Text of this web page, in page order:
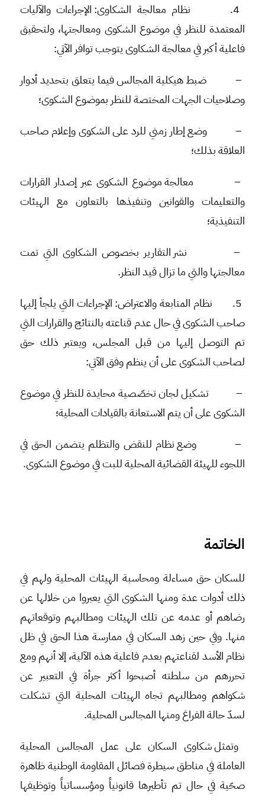
نظام معالجة الشكاوى: الإجراءات والآليات
المعتمدة للنظر في موضوع الشكوى ومعالجتها، ولتحقيق
فاعلية أكبر في معالجة الشكاوى يتوجب توافر الآتي:
– ضبط هيكلية المجالس فيما يتعلق بتحديد أدوار
وصلاحيات الجهات المختصة للنظر بموضوع الشكوى؛
–وضع إطار زمني للرد على الشكوى وإعلام صاحب
العلاقة بذلك؛
– معالجة موضوع الشكوى عبر إصدار القرارات
والتعليمات والقوانين وتنفيذها بالتعاون مع الهيئات
التنفيذية؛
– نشر التقارير بخصوص الشكاوى التي تمت
معالجتها والتي ما تزال قيد النظر.
نظام المتابعة والاعتراض: الإجراءات التي يلجأ إليها
صاحب الشكوى في حال عدم قناعته بالنتائج والقرارات التي
تم التوصل إليها من قبل المجلس، ويعتبر ذلك حق
لصاحب الشكوى على أن ينظم وفق الآتي:
– تشكيل لجان تخصّصية محايدة للنظر في موضوع
الشكوى على أن يتم الاستعانة بالقيادات المحلية؛
– وضع نظام للنقض والتظلم يتضمن الحق في
اللجوء للهيئة القضائية المحلية للبت في موضوع الشكوى.
الخاتمة
للسكان حق مساءلة ومحاسبة الهيئات المحلية ولهم في
ذلك أدوات عدة ومنها الشكوى التي يعبروا من خلالها عن
رضاهم أو عدمه عن تلك الهيئات ومطالبهم وتوقعاتهم
منها. وفي حين زهد السكان في ممارسة هذا الحق في ظل
نظام الأسد لقناعتهم بعدم فاعلية هذه الآلية، إلا أنهم ومع
تحررهم من سلطته أصبحوا أكثر جرأة في التعبير عن
شكواهم ومطالبهم تجاه الهيئات المحلية التي تشكلت
لسدّ حالة الفراغ ومنها المجالس المحلية.
وتمثل شكاوى السكان على عمل المجالس المحلية
العاملة في مناطق سيطرة فصائل المقاومة الوطنية ظاهرة
صحّية في حال تم تأطيرها قانونياً ومؤسساتياً وتوظيفها